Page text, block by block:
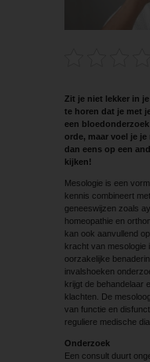
Zit je niet lekker in
te horen dat je met
een
orde, maar voel je
dan eens op een
kijken!
Mesologie is een
kennis combineert
geneeswijzen zoals
homeopathie en
kan ook aanvullend
kracht van mesologie
oorzakelijke
invalshoeken
krijgt de behandelaar
klachten. De
van functie en
reguliere medische
Onderzoek
Een consult duurt